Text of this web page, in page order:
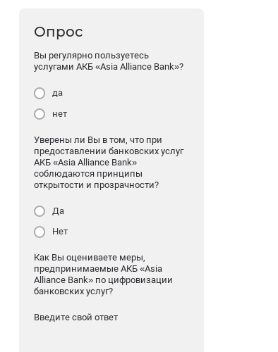
Опрос
Вы регулярно пользуетесь
услугами АКБ «Asia Alliance Bank»?
да
нет
Уверены ли Вы в том, что при
предоставлении банковских услуг
АКБ «Asia Alliance Bank»
соблюдаются принципы
открытости и прозрачности?
Да
Нет
Как Вы оцениваете меры,
предпринимаемые АКБ «Asia
Alliance Bank» по цифровизации
банковских услуг?
Введите свой ответ